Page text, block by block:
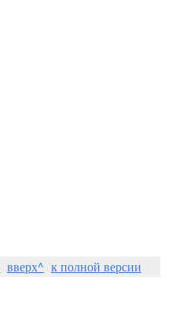
вверх^ к полной версии